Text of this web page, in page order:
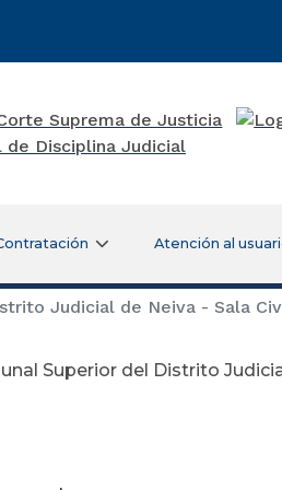
Atención al
Judicial de Neiva - Sala
Superior del Distrito